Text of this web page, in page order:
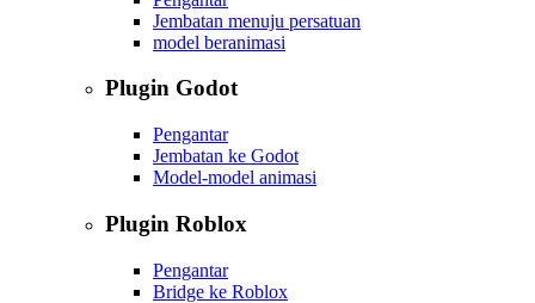
Jembatan menuju persatuan
model beranimasi
Plugin Godot
Pengantar
Jembatan ke Godot
Model-model animasi
Plugin Roblox
Pengantar
Bridge ke Roblox